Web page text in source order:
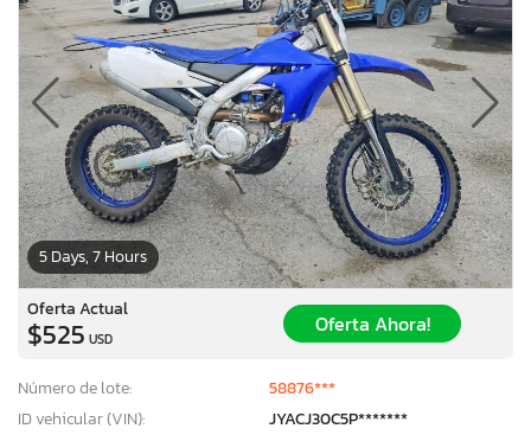
5 Days, 7 Hours
Oferta Actual
$525 USD
Oferta Ahora!
Número de lote:
58876***
ID vehicular (VIN):
JYACJ30C5P*******